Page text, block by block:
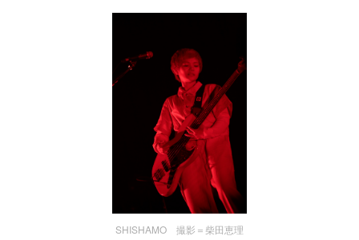
SHISHAMO 撮影＝柴田恵理